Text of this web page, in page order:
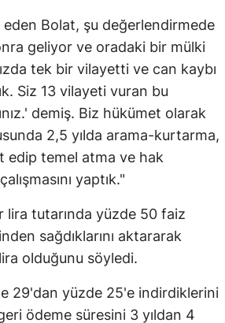
Aksaray
Bayburt
Karaman
Kırıkkale
Batman
Şırnak
Bartın
Ardahan
Iğdır
Bolat, şu değerlendirmede
geliyor ve oradaki bir mülki
tek bir vilayetti ve can kaybı
Siz 13 vilayeti vuran bu
demiş. Biz hükümet olarak
2,5 yılda arama-kurtarma,
edip temel atma ve hak
yaptık."
lira tutarında yüzde 50 faiz
sağdıklarını aktararak
olduğunu söyledi.
29'dan yüzde 25'e indirdiklerini
ödeme süresini 3 yıldan 4